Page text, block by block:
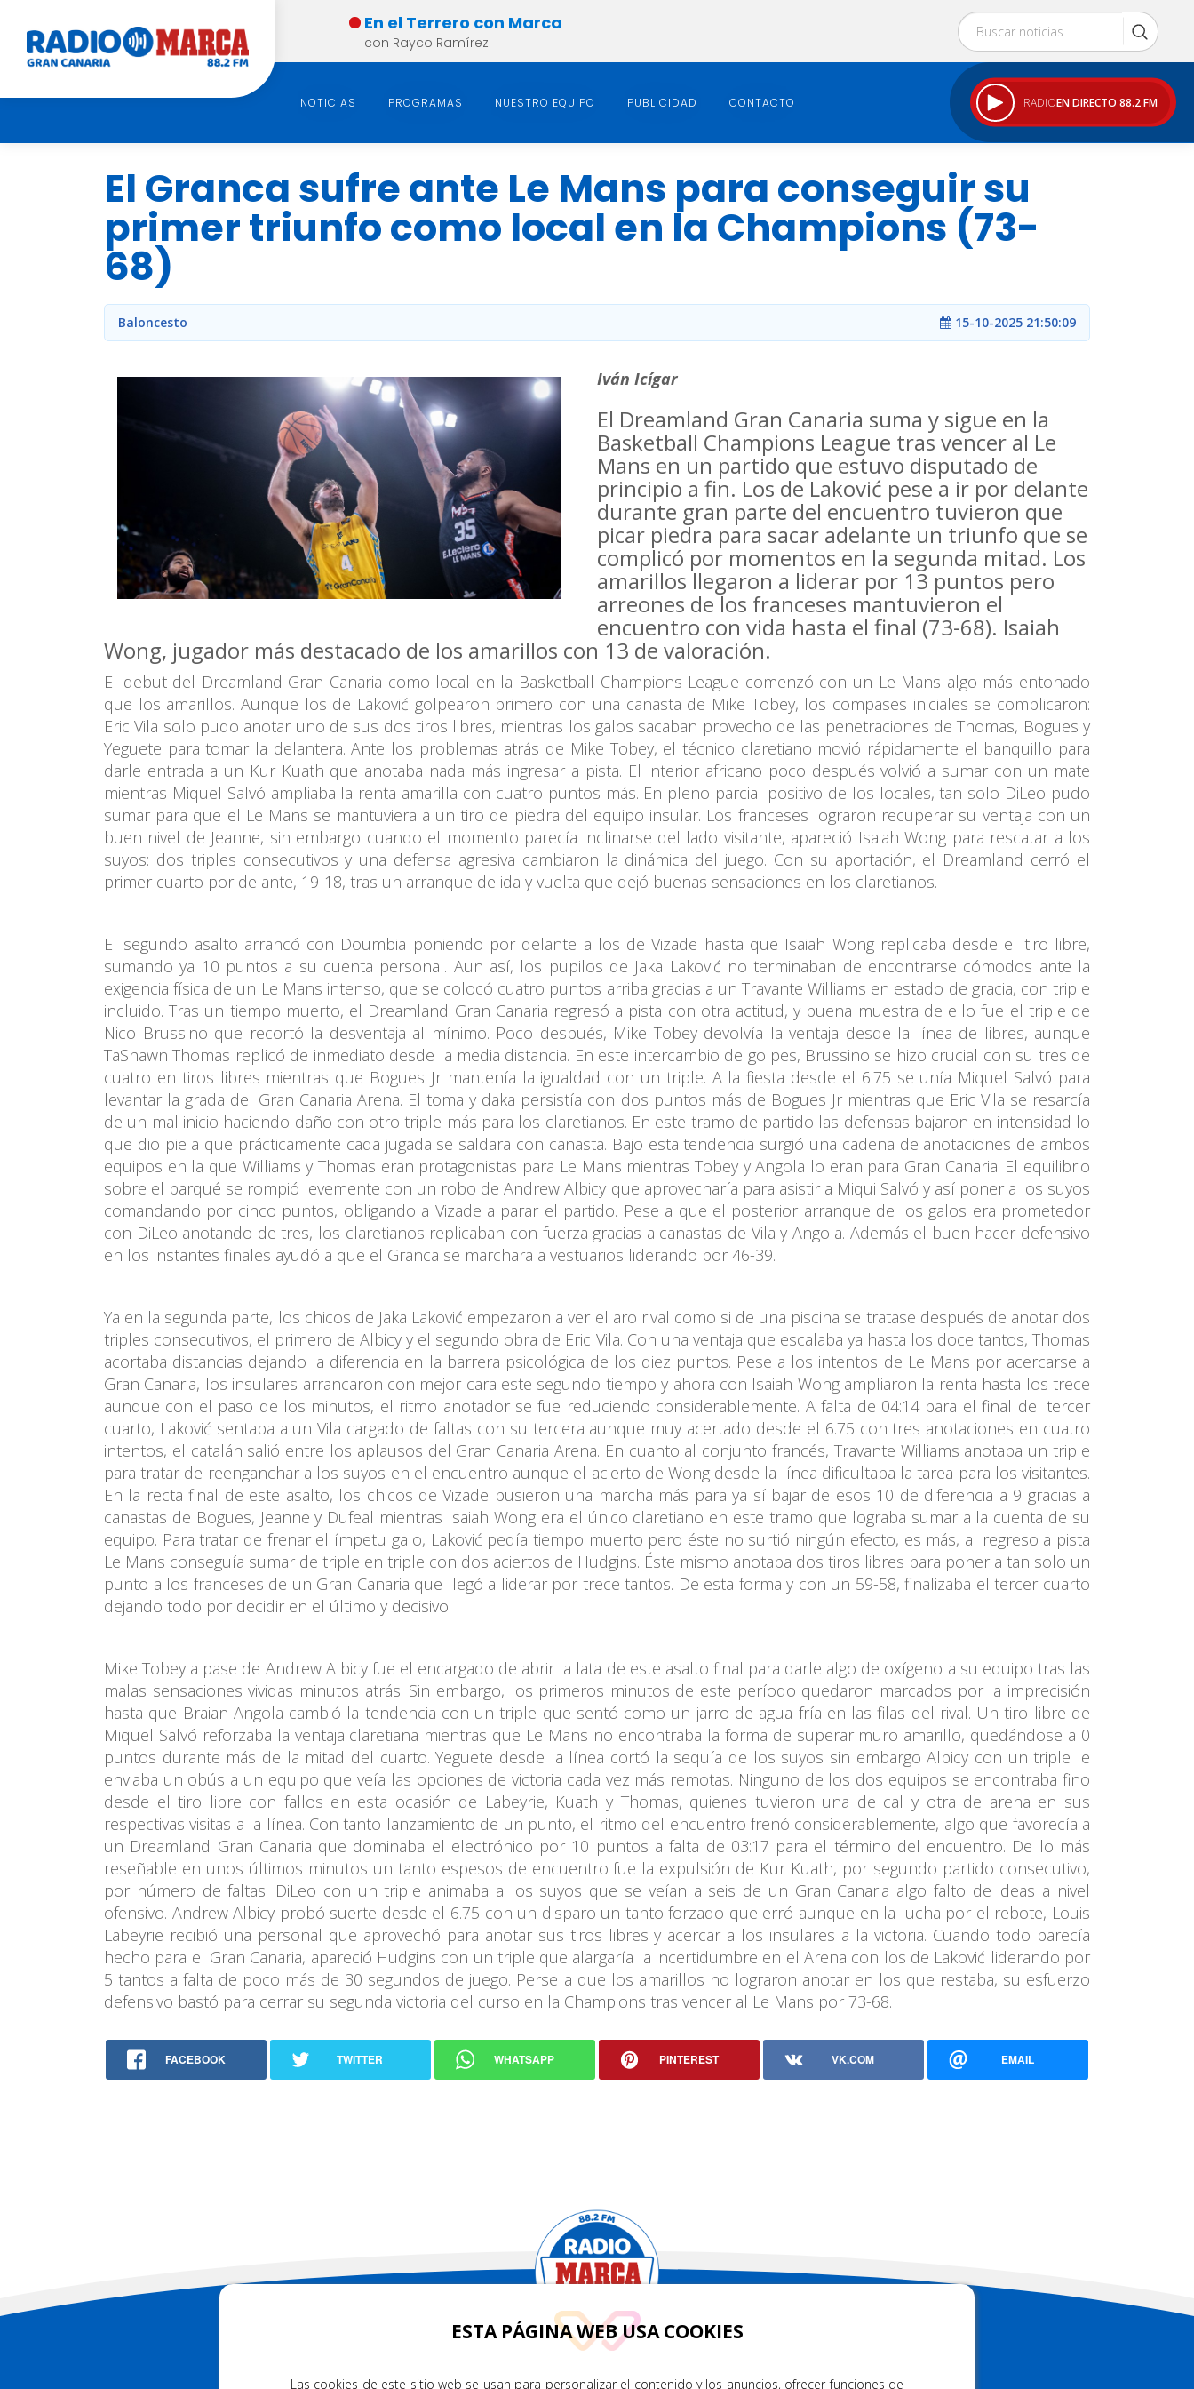
ESTA PÁGINA WEB USA COOKIES
Las cookies de este sitio web se usan para personalizar el contenido y los anuncios, ofrecer funciones de
En el Terrero con Marca
con Rayco Ramírez
RADIOEN DIRECTO 88.2 FM
NOTICIAS PROGRAMAS NUESTRO EQUIPO PUBLICIDAD CONTACTO
El Granca sufre ante Le Mans para conseguir su
primer triunfo como local en la Champions (73-
68)
Baloncesto 15-10-2025 21:50:09
Iván Icígar
El Dreamland Gran Canaria suma y sigue en la
Basketball Champions League tras vencer al Le
Mans en un partido que estuvo disputado de
principio a fin. Los de Laković pese a ir por delante
durante gran parte del encuentro tuvieron que
picar piedra para sacar adelante un triunfo que se
complicó por momentos en la segunda mitad. Los
amarillos llegaron a liderar por 13 puntos pero
arreones de los franceses mantuvieron el
encuentro con vida hasta el final (73-68). Isaiah
Wong, jugador más destacado de los amarillos con 13 de valoración.
El debut del Dreamland Gran Canaria como local en la Basketball Champions League comenzó con un Le Mans algo más entonado
que los amarillos. Aunque los de Laković golpearon primero con una canasta de Mike Tobey, los compases iniciales se complicaron:
Eric Vila solo pudo anotar uno de sus dos tiros libres, mientras los galos sacaban provecho de las penetraciones de Thomas, Bogues y
Yeguete para tomar la delantera. Ante los problemas atrás de Mike Tobey, el técnico claretiano movió rápidamente el banquillo para
darle entrada a un Kur Kuath que anotaba nada más ingresar a pista. El interior africano poco después volvió a sumar con un mate
mientras Miquel Salvó ampliaba la renta amarilla con cuatro puntos más. En pleno parcial positivo de los locales, tan solo DiLeo pudo
sumar para que el Le Mans se mantuviera a un tiro de piedra del equipo insular. Los franceses lograron recuperar su ventaja con un
buen nivel de Jeanne, sin embargo cuando el momento parecía inclinarse del lado visitante, apareció Isaiah Wong para rescatar a los
suyos: dos triples consecutivos y una defensa agresiva cambiaron la dinámica del juego. Con su aportación, el Dreamland cerró el
primer cuarto por delante, 19-18, tras un arranque de ida y vuelta que dejó buenas sensaciones en los claretianos.
El segundo asalto arrancó con Doumbia poniendo por delante a los de Vizade hasta que Isaiah Wong replicaba desde el tiro libre,
sumando ya 10 puntos a su cuenta personal. Aun así, los pupilos de Jaka Laković no terminaban de encontrarse cómodos ante la
exigencia física de un Le Mans intenso, que se colocó cuatro puntos arriba gracias a un Travante Williams en estado de gracia, con triple
incluido. Tras un tiempo muerto, el Dreamland Gran Canaria regresó a pista con otra actitud, y buena muestra de ello fue el triple de
Nico Brussino que recortó la desventaja al mínimo. Poco después, Mike Tobey devolvía la ventaja desde la línea de libres, aunque
TaShawn Thomas replicó de inmediato desde la media distancia. En este intercambio de golpes, Brussino se hizo crucial con su tres de
cuatro en tiros libres mientras que Bogues Jr mantenía la igualdad con un triple. A la fiesta desde el 6.75 se unía Miquel Salvó para
levantar la grada del Gran Canaria Arena. El toma y daka persistía con dos puntos más de Bogues Jr mientras que Eric Vila se resarcía
de un mal inicio haciendo daño con otro triple más para los claretianos. En este tramo de partido las defensas bajaron en intensidad lo
que dio pie a que prácticamente cada jugada se saldara con canasta. Bajo esta tendencia surgió una cadena de anotaciones de ambos
equipos en la que Williams y Thomas eran protagonistas para Le Mans mientras Tobey y Angola lo eran para Gran Canaria. El equilibrio
sobre el parqué se rompió levemente con un robo de Andrew Albicy que aprovecharía para asistir a Miqui Salvó y así poner a los suyos
comandando por cinco puntos, obligando a Vizade a parar el partido. Pese a que el posterior arranque de los galos era prometedor
con DiLeo anotando de tres, los claretianos replicaban con fuerza gracias a canastas de Vila y Angola. Además el buen hacer defensivo
en los instantes finales ayudó a que el Granca se marchara a vestuarios liderando por 46-39.
Ya en la segunda parte, los chicos de Jaka Laković empezaron a ver el aro rival como si de una piscina se tratase después de anotar dos
triples consecutivos, el primero de Albicy y el segundo obra de Eric Vila. Con una ventaja que escalaba ya hasta los doce tantos, Thomas
acortaba distancias dejando la diferencia en la barrera psicológica de los diez puntos. Pese a los intentos de Le Mans por acercarse a
Gran Canaria, los insulares arrancaron con mejor cara este segundo tiempo y ahora con Isaiah Wong ampliaron la renta hasta los trece
aunque con el paso de los minutos, el ritmo anotador se fue reduciendo considerablemente. A falta de 04:14 para el final del tercer
cuarto, Laković sentaba a un Vila cargado de faltas con su tercera aunque muy acertado desde el 6.75 con tres anotaciones en cuatro
intentos, el catalán salió entre los aplausos del Gran Canaria Arena. En cuanto al conjunto francés, Travante Williams anotaba un triple
para tratar de reenganchar a los suyos en el encuentro aunque el acierto de Wong desde la línea dificultaba la tarea para los visitantes.
En la recta final de este asalto, los chicos de Vizade pusieron una marcha más para ya sí bajar de esos 10 de diferencia a 9 gracias a
canastas de Bogues, Jeanne y Dufeal mientras Isaiah Wong era el único claretiano en este tramo que lograba sumar a la cuenta de su
equipo. Para tratar de frenar el ímpetu galo, Laković pedía tiempo muerto pero éste no surtió ningún efecto, es más, al regreso a pista
Le Mans conseguía sumar de triple en triple con dos aciertos de Hudgins. Éste mismo anotaba dos tiros libres para poner a tan solo un
punto a los franceses de un Gran Canaria que llegó a liderar por trece tantos. De esta forma y con un 59-58, finalizaba el tercer cuarto
dejando todo por decidir en el último y decisivo.
Mike Tobey a pase de Andrew Albicy fue el encargado de abrir la lata de este asalto final para darle algo de oxígeno a su equipo tras las
malas sensaciones vividas minutos atrás. Sin embargo, los primeros minutos de este período quedaron marcados por la imprecisión
hasta que Braian Angola cambió la tendencia con un triple que sentó como un jarro de agua fría en las filas del rival. Un tiro libre de
Miquel Salvó reforzaba la ventaja claretiana mientras que Le Mans no encontraba la forma de superar muro amarillo, quedándose a 0
puntos durante más de la mitad del cuarto. Yeguete desde la línea cortó la sequía de los suyos sin embargo Albicy con un triple le
enviaba un obús a un equipo que veía las opciones de victoria cada vez más remotas. Ninguno de los dos equipos se encontraba fino
desde el tiro libre con fallos en esta ocasión de Labeyrie, Kuath y Thomas, quienes tuvieron una de cal y otra de arena en sus
respectivas visitas a la línea. Con tanto lanzamiento de un punto, el ritmo del encuentro frenó considerablemente, algo que favorecía a
un Dreamland Gran Canaria que dominaba el electrónico por 10 puntos a falta de 03:17 para el término del encuentro. De lo más
reseñable en unos últimos minutos un tanto espesos de encuentro fue la expulsión de Kur Kuath, por segundo partido consecutivo,
por número de faltas. DiLeo con un triple animaba a los suyos que se veían a seis de un Gran Canaria algo falto de ideas a nivel
ofensivo. Andrew Albicy probó suerte desde el 6.75 con un disparo un tanto forzado que erró aunque en la lucha por el rebote, Louis
Labeyrie recibió una personal que aprovechó para anotar sus tiros libres y acercar a los insulares a la victoria. Cuando todo parecía
hecho para el Gran Canaria, apareció Hudgins con un triple que alargaría la incertidumbre en el Arena con los de Laković liderando por
5 tantos a falta de poco más de 30 segundos de juego. Perse a que los amarillos no lograron anotar en los que restaba, su esfuerzo
defensivo bastó para cerrar su segunda victoria del curso en la Champions tras vencer al Le Mans por 73-68.
FACEBOOK TWITTER WHATSAPP PINTEREST VK.COM EMAIL
CONTÁCTENOS